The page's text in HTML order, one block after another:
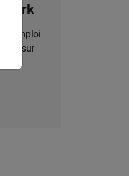
d'emploi
sur